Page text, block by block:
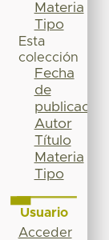
Materia
Tipo
Esta
colección
Fecha
de
publicación
Autor
Título
Materia
Tipo
Usuario
Acceder